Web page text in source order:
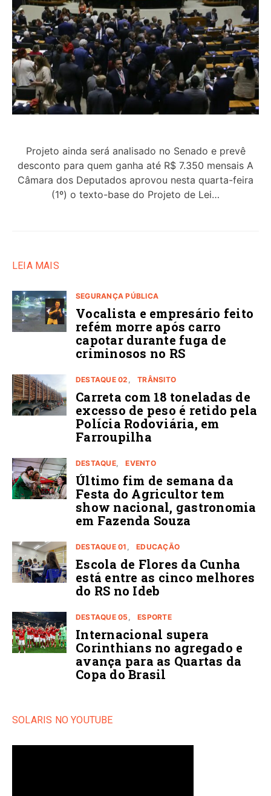
Projeto ainda será analisado no Senado e prevê
desconto para quem ganha até R$ 7.350 mensais A
Câmara dos Deputados aprovou nesta quarta-feira
(1º) o texto-base do Projeto de Lei…
LEIA MAIS
SEGURANÇA PÚBLICA
Vocalista e empresário feito
refém morre após carro
capotar durante fuga de
criminosos no RS
DESTAQUE 02 TRÂNSITO
Carreta com 18 toneladas de
excesso de peso é retido pela
Polícia Rodoviária, em
Farroupilha
DESTAQUE EVENTO
Último fim de semana da
Festa do Agricultor tem
show nacional, gastronomia
em Fazenda Souza
DESTAQUE 01 EDUCAÇÃO
Escola de Flores da Cunha
está entre as cinco melhores
do RS no Ideb
DESTAQUE 05 ESPORTE
Internacional supera
Corinthians no agregado e
avança para as Quartas da
Copa do Brasil
SOLARIS NO YOUTUBE